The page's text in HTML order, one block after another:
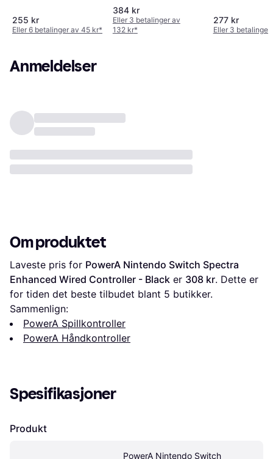
(Nintendo
Switch) - Mario
255 kr
Eller 6 betalinger av 45 kr*
Wired Controller -
Heroic Link
384 kr
Eller 3 betalinger av
132 kr*
Power-Up
277 kr
Eller 3 betalinger
Anmeldelser
Om produktet
Laveste pris for PowerA Nintendo Switch Spectra
Enhanced Wired Controller - Black er 308 kr. Dette er
for tiden det beste tilbudet blant 5 butikker.
Sammenlign:
PowerA Spillkontroller
PowerA Håndkontroller
Spesifikasjoner
Produkt
PowerA Nintendo Switch